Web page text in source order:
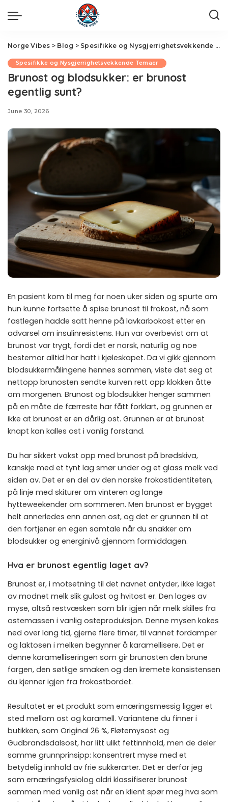
Norge Vibes > Blog > Spesifikke og Nysgjerrighetsvekkende Temaer
Spesifikke og Nysgjerrighetsvekkende Temaer
Brunost og blodsukker: er brunost
egentlig sunt?
June 30, 2026
En pasient kom til meg for noen uker siden og spurte om
hun kunne fortsette å spise brunost til frokost, nå som
fastlegen hadde satt henne på lavkarbokost etter en
advarsel om insulinresistens. Hun var overbevist om at
brunost var trygt, fordi det er norsk, naturlig og noe
bestemor alltid har hatt i kjøleskapet. Da vi gikk gjennom
blodsukkermålingene hennes sammen, viste det seg at
nettopp brunosten sendte kurven rett opp klokken åtte
om morgenen. Brunost og blodsukker henger sammen
på en måte de færreste har fått forklart, og grunnen er
ikke at brunost er en dårlig ost. Grunnen er at brunost
knapt kan kalles ost i vanlig forstand.
Du har sikkert vokst opp med brunost på brødskiva,
kanskje med et tynt lag smør under og et glass melk ved
siden av. Det er en del av den norske frokostidentiteten,
på linje med skiturer om vinteren og lange
hytteweekender om sommeren. Men brunost er bygget
helt annerledes enn annen ost, og det er grunnen til at
den fortjener en egen samtale når du snakker om
blodsukker og energinivå gjennom formiddagen.
Hva er brunost egentlig laget av?
Brunost er, i motsetning til det navnet antyder, ikke laget
av modnet melk slik gulost og hvitost er. Den lages av
myse, altså restvæsken som blir igjen når melk skilles fra
ostemassen i vanlig osteproduksjon. Denne mysen kokes
ned over lang tid, gjerne flere timer, til vannet fordamper
og laktosen i melken begynner å karamellisere. Det er
denne karamelliseringen som gir brunosten den brune
fargen, den søtlige smaken og den kremete konsistensen
du kjenner igjen fra frokostbordet.
Resultatet er et produkt som ernæringsmessig ligger et
sted mellom ost og karamell. Variantene du finner i
butikken, som Original 26 %, Fløtemysost og
Gudbrandsdalsost, har litt ulikt fettinnhold, men de deler
samme grunnprinsipp: konsentrert myse med et
betydelig innhold av frie sukkerarter. Det er derfor jeg
som ernæringsfysiolog aldri klassifiserer brunost
sammen med vanlig ost når en klient spør meg hva som